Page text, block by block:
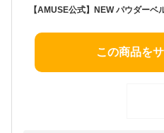
この商品を